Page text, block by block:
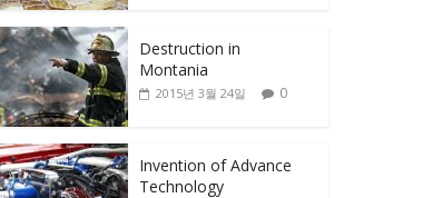
Destruction in
Montania
2015년 3월 24일 0
Invention of Advance
Technology